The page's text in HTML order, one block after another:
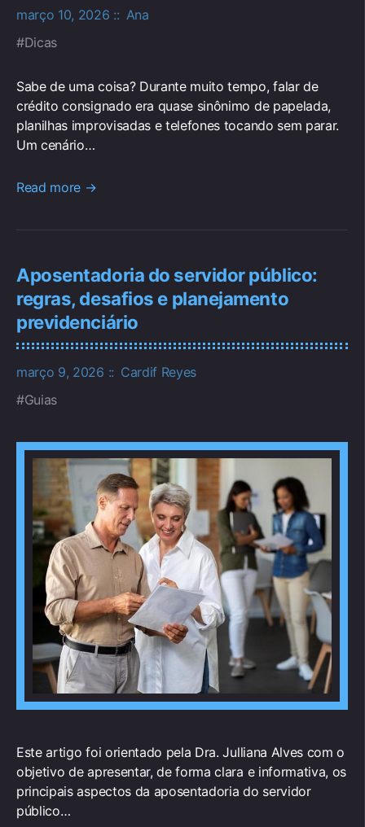
março 10, 2026
Ana
Dicas
Sabe de uma coisa? Durante muito tempo, falar de
crédito consignado era quase sinônimo de papelada,
planilhas improvisadas e telefones tocando sem parar.
Um cenário…
Read more →
Aposentadoria do servidor público:
regras, desafios e planejamento
previdenciário
março 9, 2026
Cardif Reyes
Guias
Este artigo foi orientado pela Dra. Julliana Alves com o
objetivo de apresentar, de forma clara e informativa, os
principais aspectos da aposentadoria do servidor
público…